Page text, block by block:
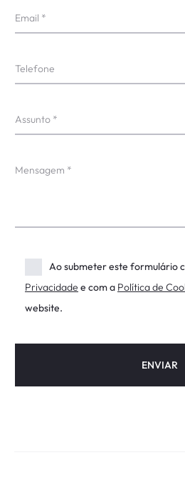
Ao submeter este formulário
Privacidade e com a Política de
website.